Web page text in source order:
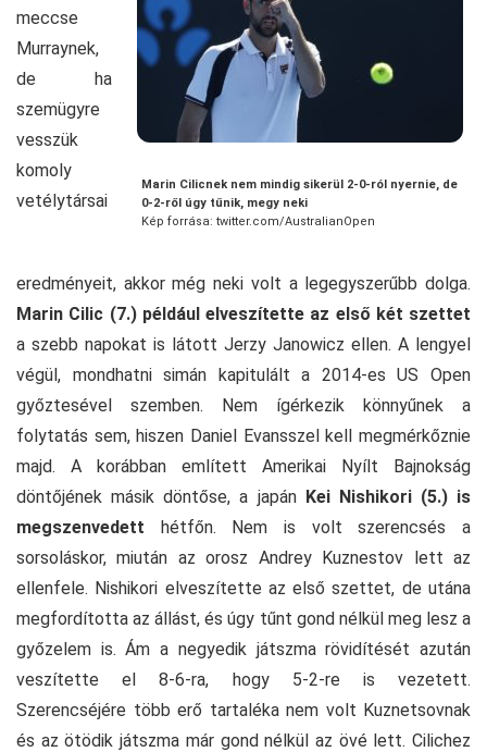
Marin Cilicnek nem mindig sikerül 2-0-ról nyernie, de
0-2-ről úgy tűnik, megy neki
Kép forrása: twitter.com/AustralianOpen
meccse
Murraynek,
de ha
szemügyre
vesszük
komoly
vetélytársai
eredményeit, akkor még neki volt a legegyszerűbb dolga.
Marin Cilic (7.) például elveszítette az első két szettet
a szebb napokat is látott Jerzy Janowicz ellen. A lengyel
végül, mondhatni simán kapitulált a 2014-es US Open
győztesével szemben. Nem ígérkezik könnyűnek a
folytatás sem, hiszen Daniel Evansszel kell megmérkőznie
majd. A korábban említett Amerikai Nyílt Bajnokság
döntőjének másik döntőse, a japán Kei Nishikori (5.) is
megszenvedett hétfőn. Nem is volt szerencsés a
sorsoláskor, miután az orosz Andrey Kuznestov lett az
ellenfele. Nishikori elveszítette az első szettet, de utána
megfordította az állást, és úgy tűnt gond nélkül meg lesz a
győzelem is. Ám a negyedik játszma rövidítését azután
veszítette el 8-6-ra, hogy 5-2-re is vezetett.
Szerencséjére több erő tartaléka nem volt Kuznetsovnak
és az ötödik játszma már gond nélkül az övé lett. Cilichez